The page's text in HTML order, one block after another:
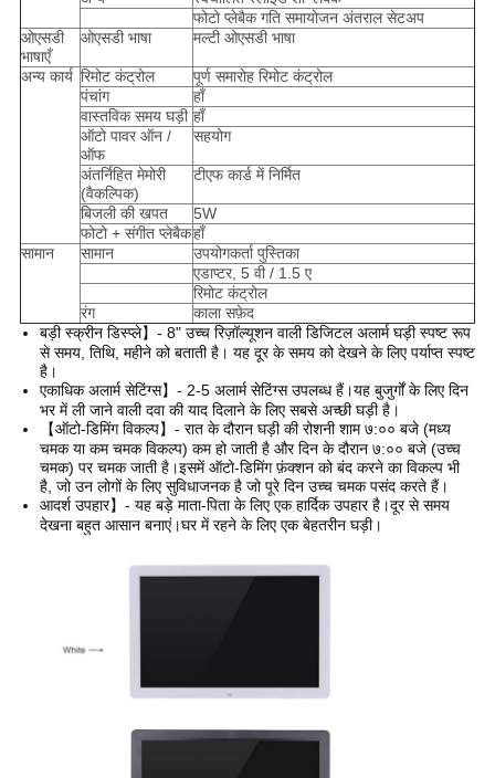
फोटो प्लेबैक गति समायोजन अंतराल सेटअप
ओएसडी
भाषाएँ
ओएसडी भाषा मल्टी ओएसडी भाषा
अन्य कार्य रिमोट कंट्रोल
पूर्ण समारोह रिमोट कंट्रोल
पंचांग
हाँ
वास्तविक समय घड़ी हाँ
ऑटो पावर ऑन /
ऑफ
सहयोग
अंतर्निहित मेमोरी
(वैकल्पिक)
टीएफ कार्ड में निर्मित
बिजली की खपत
5W
फोटो + संगीत प्लेबैकहाँ
सामान
सामान
उपयोगकर्ता पुस्तिका
एडाप्टर, 5 वी / 1.5 ए
रिमोट कंट्रोल
रंग
काला सफ़ेद
बड़ी स्क्रीन डिस्प्ले】- 8" उच्च रिज़ॉल्यूशन वाली डिजिटल अलार्म घड़ी स्पष्ट रूप
से समय, तिथि, महीने को बताती है। यह दूर के समय को देखने के लिए पर्याप्त स्पष्ट
है।
एकाधिक अलार्म सेटिंग्स】- 2-5 अलार्म सेटिंग्स उपलब्ध हैं।यह बुजुर्गों के लिए दिन
भर में ली जाने वाली दवा की याद दिलाने के लिए सबसे अच्छी घड़ी है।
【ऑटो-डिमिंग विकल्प】- रात के दौरान घड़ी की रोशनी शाम ७:०० बजे (मध्य
चमक या कम चमक विकल्प) कम हो जाती है और दिन के दौरान ७:०० बजे (उच्च
चमक) पर चमक जाती है।इसमें ऑटो-डिमिंग फ़ंक्शन को बंद करने का विकल्प भी
है, जो उन लोगों के लिए सुविधाजनक है जो पूरे दिन उच्च चमक पसंद करते हैं।
आदर्श उपहार】- यह बड़े माता-पिता के लिए एक हार्दिक उपहार है।दूर से समय
देखना बहुत आसान बनाएं।घर में रहने के लिए एक बेहतरीन घड़ी।